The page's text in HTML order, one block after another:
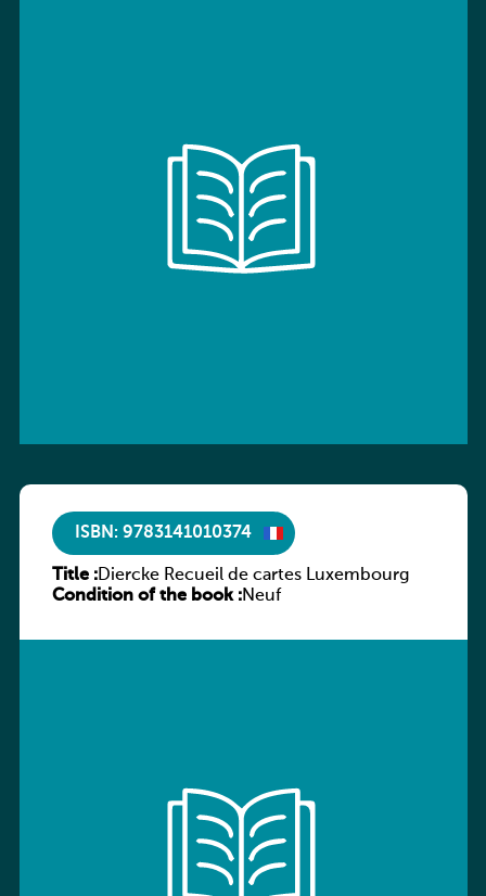
ISBN: 9783141010374
Title :Diercke Recueil de cartes Luxembourg
Condition of the book :Neuf